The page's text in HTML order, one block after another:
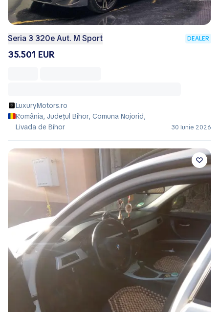
Seria 3 320e Aut. M Sport DEALER
35.501 EUR
LuxuryMotors.ro
România, Județul Bihor, Comuna Nojorid,
Livada de Bihor
30 Iunie 2026